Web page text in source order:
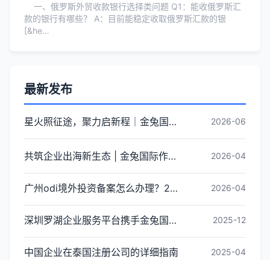
一、俄罗斯外贸收款银行选择类问题 Q1：能收俄罗斯汇
款的银行有哪些？ A：目前能稳定收取俄罗斯汇款的银
[&he…
最新发布
星火照征途，聚力启新程｜金兔国际井冈山红色研学团建圆满收官 2026-06
共筑企业出海新生态 | 金兔国际作为代表单位亮相宝安区出海服务中心揭牌仪式 2026-04
广州odi境外投资备案怎么办理？2026年最新流程详解 2026-04
深圳罗湖企业服务平台携手金兔国际ODI备案专家,共建跨境出海全链条服务新生态 2025-12
中国企业在泰国注册公司的详细指南 2025-04